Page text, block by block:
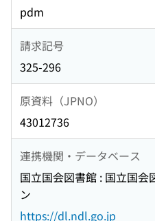
pdm
請求記号
325-296
原資料（JPNO）
43012736
連携機関・データベース
国立国会図書館 : 国立国会
ン
https://dl.ndl.go.jp